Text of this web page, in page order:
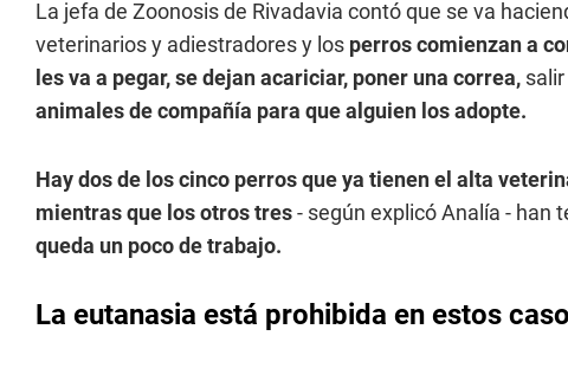
La jefa de Zoonosis de Rivadavia contó que se va
veterinarios y adiestradores y los perros comienzan a
les va a pegar, se dejan acariciar, poner una correa,
animales de compañía para que alguien los adopte.
Hay dos de los cinco perros que ya tienen el alta
mientras que los otros tres- según explicó Analía - han
queda un poco de trabajo.
La eutanasia está prohibida en estos